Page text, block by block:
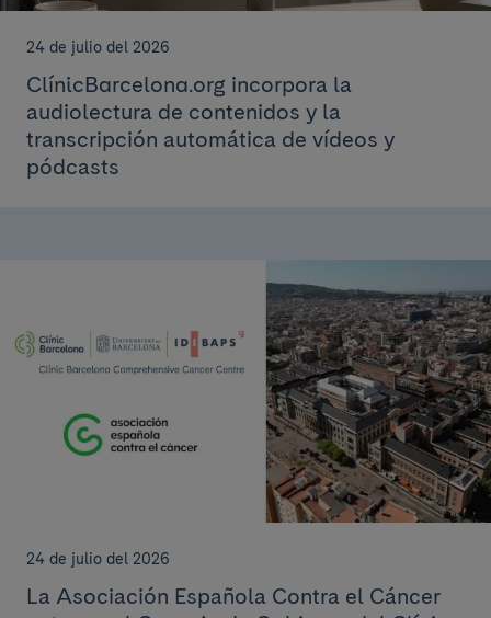
24 de julio del 2026
ClínicBarcelona.org incorpora la
audiolectura de contenidos y la
transcripción automática de vídeos y
pódcasts
24 de julio del 2026
La Asociación Española Contra el Cáncer